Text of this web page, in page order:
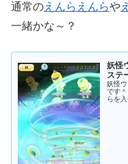
通常のえんらえんらや
一緒かな～？
妖怪
ステ
妖怪
です
らを